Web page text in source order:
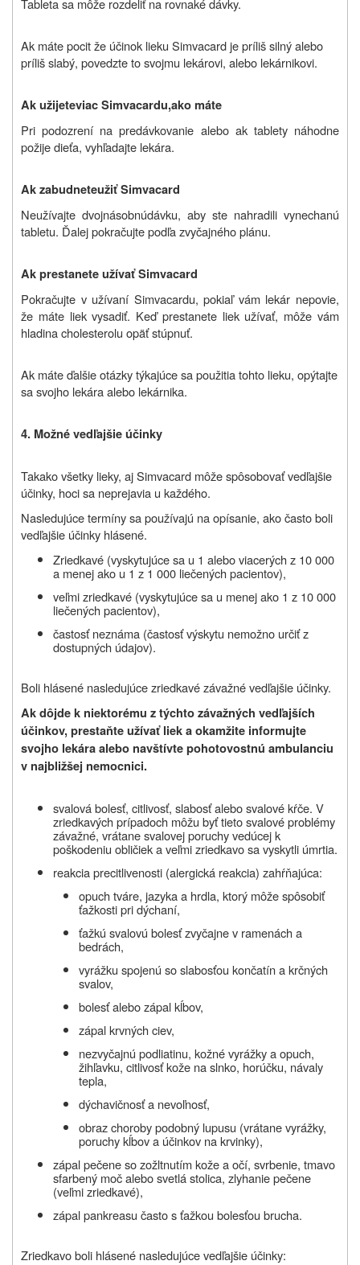
Tableta sa môže rozdeliť na rovnaké dávky.
Ak máte pocit že účinok lieku Simvacard je príliš silný alebo
príliš slabý, povedzte to svojmu lekárovi, alebo lekárnikovi.
AkužijeteviacSimvacardu,akomáte
Pri podozrení na predávkovanie alebo ak tablety náhodne
požije dieťa, vyhľadajte lekára.
Akzabudneteužiť Simvacard
Neužívajte dvojnásobnúdávku, aby ste nahradili vynechanú
tabletu. Ďalej pokračujte podľa zvyčajného plánu.
Ak prestanete užívať Simvacard
Pokračujte v užívaní Simvacardu, pokiaľ vám lekár nepovie,
že máte liek vysadiť. Keď prestanete liek užívať, môže vám
hladina cholesterolu opäť stúpnuť.
Ak máte ďalšie otázky týkajúce sa použitia tohto lieku, opýtajte
sa svojho lekára alebo lekárnika.
4. Možné vedľajšie účinky
Takako všetky lieky, aj Simvacard môže spôsobovať vedľajšie
účinky, hoci sa neprejavia u každého.
Nasledujúce termíny sa používajú na opísanie, ako často boli
vedľajšie účinky hlásené.
Zriedkavé (vyskytujúce sa u 1 alebo viacerých z 10 000
a menej ako u 1 z 1 000 liečených pacientov),
veľmi zriedkavé (vyskytujúce sa u menej ako 1 z 10 000
liečených pacientov),
častosť neznáma (častosť výskytu nemožno určiť z
dostupných údajov).
Boli hlásené nasledujúce zriedkavé závažné vedľajšie účinky.
Ak dôjde k niektorému z týchto závažných vedľajších
účinkov, prestaňte užívať liek a okamžite informujte
svojho lekára alebo navštívte pohotovostnú ambulanciu
v najbližšej nemocnici.
svalová bolesť, citlivosť, slabosť alebo svalové kŕče. V
zriedkavých prípadoch môžu byť tieto svalové problémy
závažné, vrátane svalovej poruchy vedúcej k
poškodeniu obličiek a veľmi zriedkavo sa vyskytli úmrtia.
reakcia precitlivenosti (alergická reakcia) zahŕňajúca:
opuch tváre, jazyka a hrdla, ktorý môže spôsobiť
ťažkosti pri dýchaní,
ťažkú svalovú bolesť zvyčajne v ramenách a
bedrách,
vyrážku spojenú so slabosťou končatín a krčných
svalov,
bolesť alebo zápal kĺbov,
zápal krvných ciev,
nezvyčajnú podliatinu, kožné vyrážky a opuch,
žihľavku, citlivosť kože na slnko, horúčku, návaly
tepla,
dýchavičnosť a nevoľnosť,
obraz choroby podobný lupusu (vrátane vyrážky,
poruchy kĺbov a účinkov na krvinky),
zápal pečene so zožltnutím kože a očí, svrbenie, tmavo
sfarbený moč alebo svetlá stolica, zlyhanie pečene
(veľmi zriedkavé),
zápal pankreasu často s ťažkou bolesťou brucha.
Zriedkavo boli hlásené nasledujúce vedľajšie účinky: